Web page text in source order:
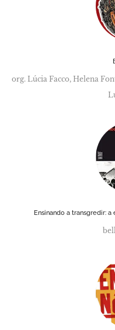
org. Lúcia Facco, Helena
Ensinando a transgredir: